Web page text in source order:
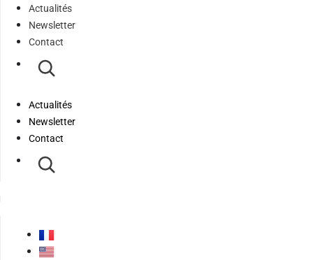
Actualités
Newsletter
Contact
Actualités
Newsletter
Contact